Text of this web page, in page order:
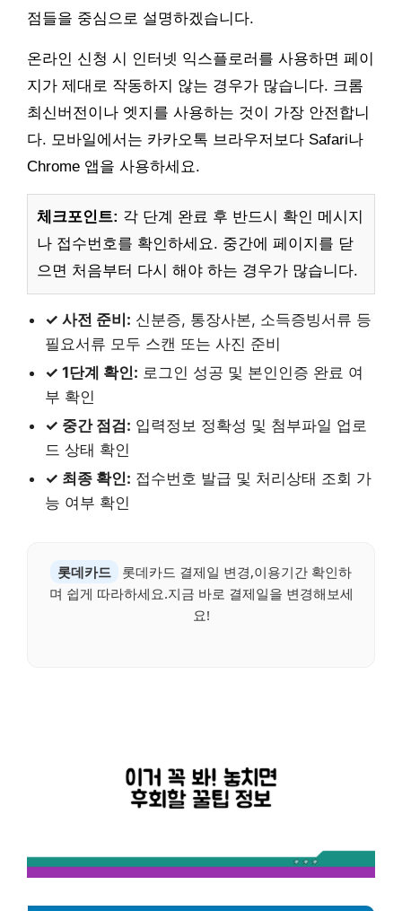
점들을 중심으로 설명하겠습니다.
온라인 신청 시 인터넷 익스플로러를 사용하면 페이
지가 제대로 작동하지 않는 경우가 많습니다. 크롬
최신버전이나 엣지를 사용하는 것이 가장 안전합니
다. 모바일에서는 카카오톡 브라우저보다 Safari나
Chrome 앱을 사용하세요.
체크포인트: 각 단계 완료 후 반드시 확인 메시지
나 접수번호를 확인하세요. 중간에 페이지를 닫
으면 처음부터 다시 해야 하는 경우가 많습니다.
✓ 사전 준비: 신분증, 통장사본, 소득증빙서류 등
필요서류 모두 스캔 또는 사진 준비
✓ 1단계 확인: 로그인 성공 및 본인인증 완료 여
부 확인
✓ 중간 점검: 입력정보 정확성 및 첨부파일 업로
드 상태 확인
✓ 최종 확인: 접수번호 발급 및 처리상태 조회 가
능 여부 확인
롯데카드
롯데카드 결제일 변경,이용기간 확인하
며 쉽게 따라하세요.지금 바로 결제일을 변경해보세
요!